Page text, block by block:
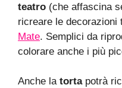
teatro (che affascina
ricreare le decorazioni
Mate. Semplici da
colorare anche i più
Anche la tortapotrà